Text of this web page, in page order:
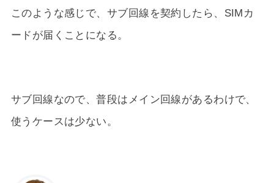
このような感じで、サブ回線を契約したら、SIMカ
ードが届くことになる。
サブ回線なので、普段はメイン回線があるわけで、
使うケースは少ない。